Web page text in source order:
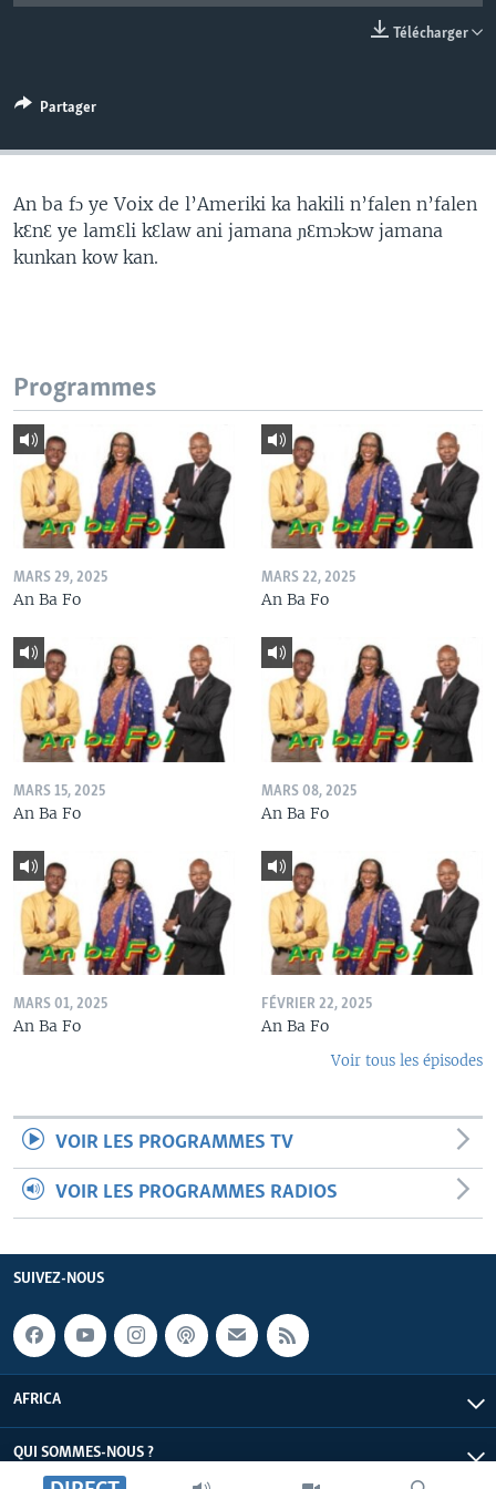
Télécharger
Partager
An ba fɔ ye Voix de l’Ameriki ka hakili n’falen n’falen
kƐnƐ ye lamƐli kƐlaw ani jamana ɲƐmɔkɔw jamana
kunkan kow kan.
Programmes
MARS 29, 2025
An Ba Fo
MARS 22, 2025
An Ba Fo
MARS 15, 2025
An Ba Fo
MARS 08, 2025
An Ba Fo
MARS 01, 2025
An Ba Fo
FÉVRIER 22, 2025
An Ba Fo
Voir tous les épisodes
VOIR LES PROGRAMMES TV
VOIR LES PROGRAMMES RADIOS
SUIVEZ-NOUS
AFRICA
QUI SOMMES-NOUS ?